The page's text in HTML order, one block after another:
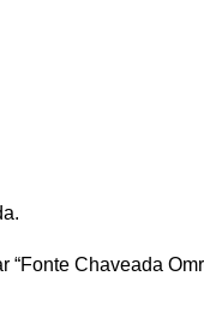
“Fonte Chaveada